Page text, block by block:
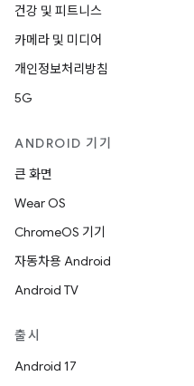
건강 및 피트니스
카메라 및 미디어
개인정보처리방침
5G
ANDROID 기기
큰 화면
Wear OS
ChromeOS 기기
자동차용 Android
Android TV
출시
Android 17